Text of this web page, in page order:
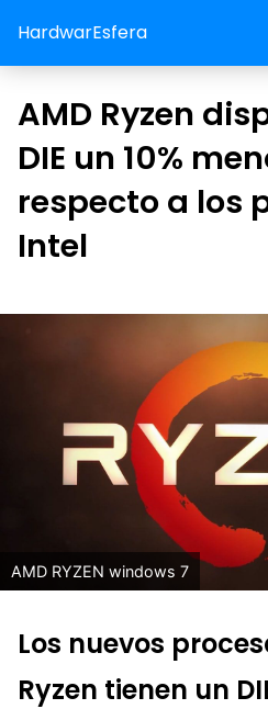
HardwarEsfera
AMD Ryzen
DIE un 10%
respecto a los
Intel
AMD RYZEN windows 7
Los nuevos
Ryzen tienen un